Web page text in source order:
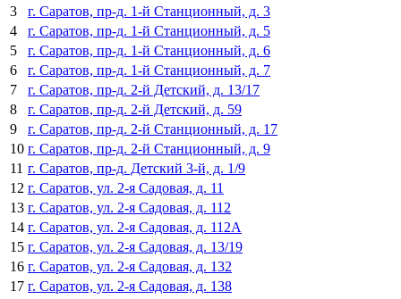
3
г. Саратов, пр-д. 1-й Станционный, д. 3
4
г. Саратов, пр-д. 1-й Станционный, д. 5
5
г. Саратов, пр-д. 1-й Станционный, д. 6
6
г. Саратов, пр-д. 1-й Станционный, д. 7
7
г. Саратов, пр-д. 2-й Детский, д. 13/17
8
г. Саратов, пр-д. 2-й Детский, д. 59
9
г. Саратов, пр-д. 2-й Станционный, д. 17
10 г. Саратов, пр-д. 2-й Станционный, д. 9
11 г. Саратов, пр-д. Детский 3-й, д. 1/9
12 г. Саратов, ул. 2-я Садовая, д. 11
13 г. Саратов, ул. 2-я Садовая, д. 112
14 г. Саратов, ул. 2-я Садовая, д. 112А
15 г. Саратов, ул. 2-я Садовая, д. 13/19
16 г. Саратов, ул. 2-я Садовая, д. 132
17 г. Саратов, ул. 2-я Садовая, д. 138